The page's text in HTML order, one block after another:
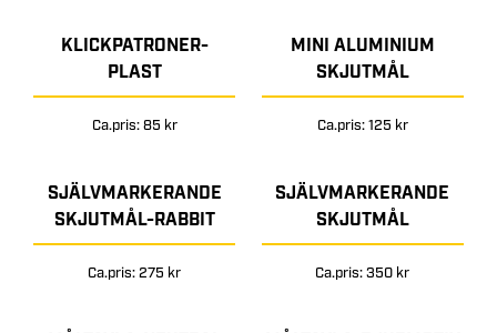
KLICKPATRONER-
PLAST
Ca.pris: 85 kr
MINI ALUMINIUM
SKJUTMÅL
Ca.pris: 125 kr
SJÄLVMARKERANDE
SKJUTMÅL-RABBIT
Ca.pris: 275 kr
SJÄLVMARKERANDE
SKJUTMÅL
Ca.pris: 350 kr